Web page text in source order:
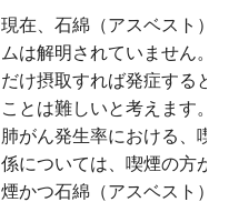
現在、石綿（アスベスト）
ムは解明されていません。
だけ摂取すれば発症すると
ことは難しいと考えます。
肺がん発生率における、喫
係については、喫煙の方が
煙かつ石綿（アスベスト）